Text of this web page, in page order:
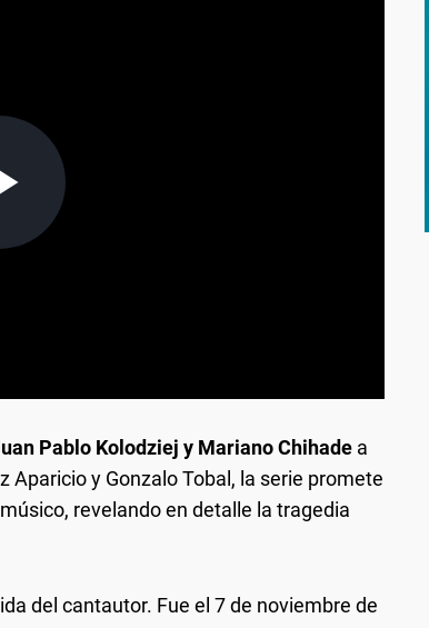
Pablo Kolodziej y Mariano Chihade a
Aparicio y Gonzalo Tobal, la serie promete
revelando en detalle la tragedia
del cantautor. Fue el 7 de noviembre de